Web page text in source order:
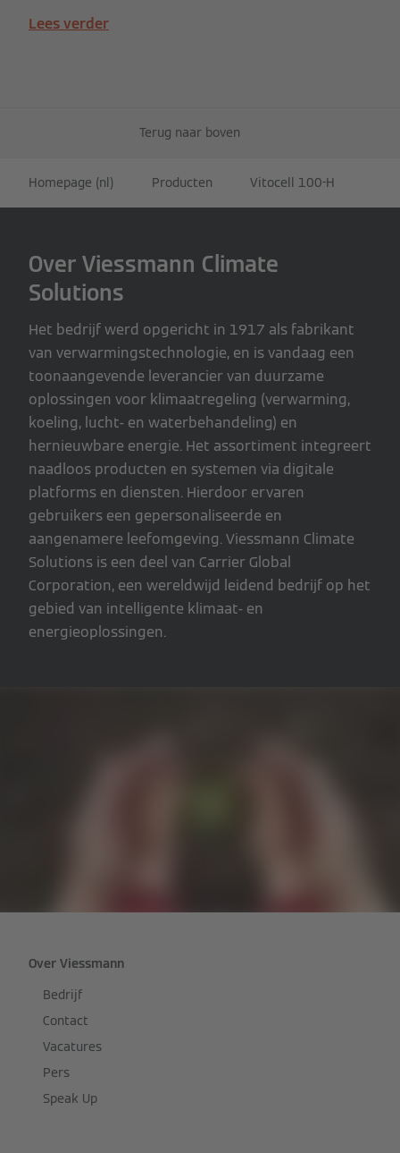
Lees verder
Terug naar boven
Homepage (nl) Producten Vitocell 100-H
Over Viessmann Climate
Solutions
Het bedrijf werd opgericht in 1917 als fabrikant
van verwarmingstechnologie, en is vandaag een
toonaangevende leverancier van duurzame
oplossingen voor klimaatregeling (verwarming,
koeling, lucht- en waterbehandeling) en
hernieuwbare energie. Het assortiment integreert
naadloos producten en systemen via digitale
platforms en diensten. Hierdoor ervaren
gebruikers een gepersonaliseerde en
aangenamere leefomgeving. Viessmann Climate
Solutions is een deel van Carrier Global
Corporation, een wereldwijd leidend bedrijf op het
gebied van intelligente klimaat- en
energieoplossingen.
Over Viessmann
Bedrijf
Contact
Vacatures
Pers
Speak Up